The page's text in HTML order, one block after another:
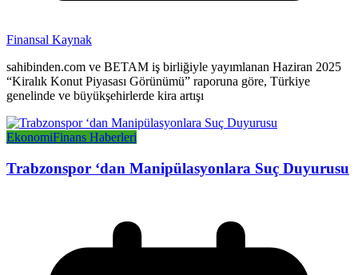
Finansal Kaynak
sahibinden.com ve BETAM iş birliğiyle yayımlanan Haziran 2025
“Kiralık Konut Piyasası Görünümü” raporuna göre, Türkiye
genelinde ve büyükşehirlerde kira artışı
EkonomiFinans Haberleri
Trabzonspor ‘dan Manipülasyonlara Suç Duyurusu